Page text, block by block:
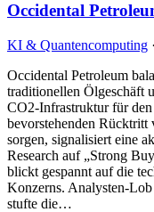
Occidental
KI & Quantencomputing ·
Occidental Petroleum
traditionellen Ölgeschäft
CO2-Infrastruktur für
bevorstehenden
sorgen, signalisiert eine
Research auf „Strong
blickt gespannt auf die
Konzerns. Analysten-Lob
stufte die…